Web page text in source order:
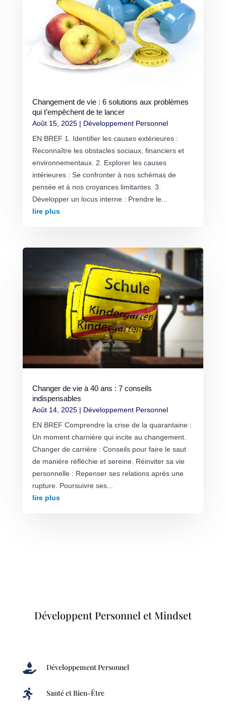
Changement de vie : 6 solutions aux problèmes
qui t’empêchent de te lancer
Août 15, 2025| Développement Personnel
EN BREF 1. Identifier les causes extérieures :
Reconnaître les obstacles sociaux, financiers et
environnementaux. 2. Explorer les causes
intérieures : Se confronter à nos schémas de
pensée et à nos croyances limitantes. 3.
Développer un locus interne : Prendre le...
lire plus
Changer de vie à 40 ans : 7 conseils
indispensables
Août 14, 2025| Développement Personnel
EN BREF Comprendre la crise de la quarantaine :
Un moment charnière qui incite au changement.
Changer de carrière : Conseils pour faire le saut
de manière réfléchie et sereine. Réinviter sa vie
personnelle : Repenser ses relations après une
rupture. Poursuivre ses...
lire plus
Développent Personnel et Mindset
 Développement Personnel
 Santé et Bien-Être